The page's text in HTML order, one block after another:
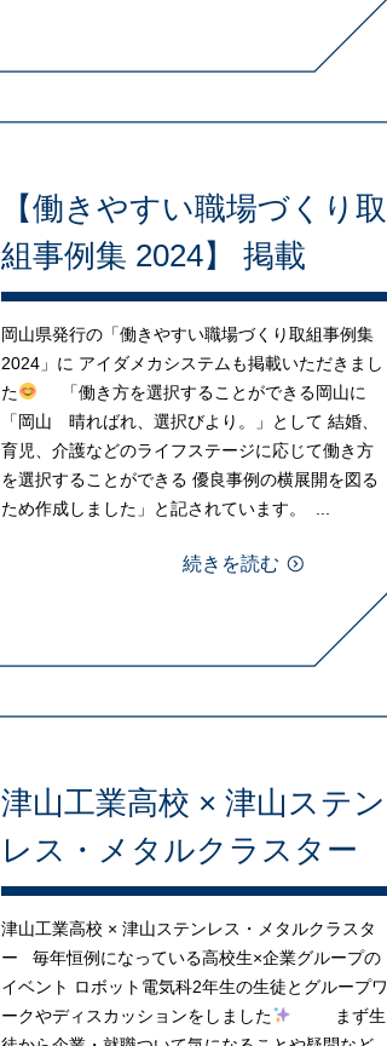
【働きやすい職場づくり取
組事例集 2024】 掲載
岡山県発行の「働きやすい職場づくり取組事例集
2024」に アイダメカシステムも掲載いただきまし
た
「働き方を選択することができる岡山に
「岡山 晴ればれ、選択びより。」として 結婚、
育児、介護などのライフステージに応じて働き方
を選択することができる 優良事例の横展開を図る
ため作成しました」と記されています。 ...
続きを読む
津山工業高校 × 津山ステン
レス・メタルクラスター
津山工業高校 × 津山ステンレス・メタルクラスタ
ー 毎年恒例になっている高校生×企業グループの
イベント ロボット電気科2年生の生徒とグループワ
ークやディスカッションをしました
まず生